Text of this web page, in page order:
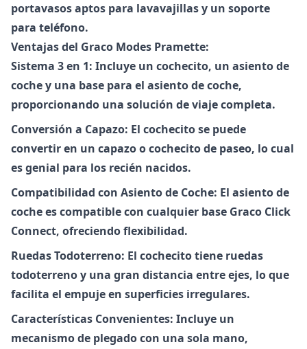
portavasos aptos para lavavajillas y un soporte
para teléfono.
Ventajas del Graco Modes Pramette:
Sistema 3 en 1: Incluye un cochecito, un asiento de
coche y una base para el asiento de coche,
proporcionando una solución de viaje completa.
Conversión a Capazo: El cochecito se puede
convertir en un capazo o cochecito de paseo, lo cual
es genial para los recién nacidos.
Compatibilidad con Asiento de Coche: El asiento de
coche es compatible con cualquier base Graco Click
Connect, ofreciendo flexibilidad.
Ruedas Todoterreno: El cochecito tiene ruedas
todoterreno y una gran distancia entre ejes, lo que
facilita el empuje en superficies irregulares.
Características Convenientes: Incluye un
mecanismo de plegado con una sola mano,